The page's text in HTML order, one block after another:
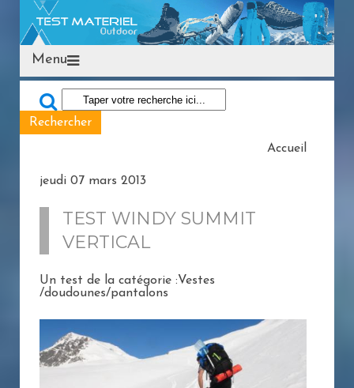
Menu
Accueil
jeudi 07 mars 2013
TEST WINDY SUMMIT
VERTICAL
Un test de la catégorie :Vestes
/doudounes/pantalons